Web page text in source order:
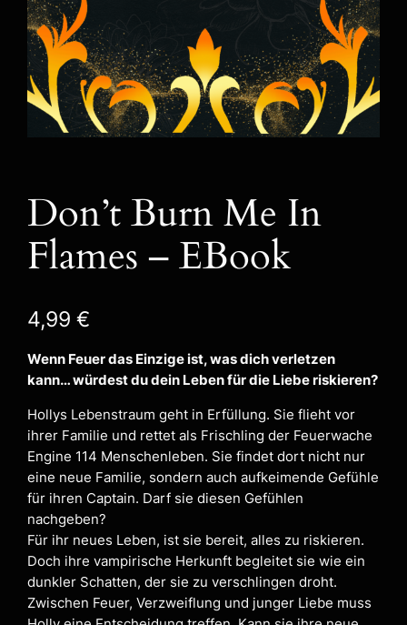
Don’t Burn Me In
Flames – EBook
4,99€
Wenn Feuer das Einzige ist, was dich verletzen
kann… würdest du dein Leben für die Liebe riskieren?
Hollys Lebenstraum geht in Erfüllung. Sie flieht vor
ihrer Familie und rettet als Frischling der Feuerwache
Engine 114 Menschenleben. Sie findet dort nicht nur
eine neue Familie, sondern auch aufkeimende Gefühle
für ihren Captain. Darf sie diesen Gefühlen
nachgeben?
Für ihr neues Leben, ist sie bereit, alles zu riskieren.
Doch ihre vampirische Herkunft begleitet sie wie ein
dunkler Schatten, der sie zu verschlingen droht.
Zwischen Feuer, Verzweiflung und junger Liebe muss